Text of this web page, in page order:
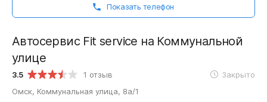
Показать телефон
3.5 1 отзыв Закрыто
Автосервис Fit service на Коммунальной
улице
Омск, Коммунальная улица, 8а/1